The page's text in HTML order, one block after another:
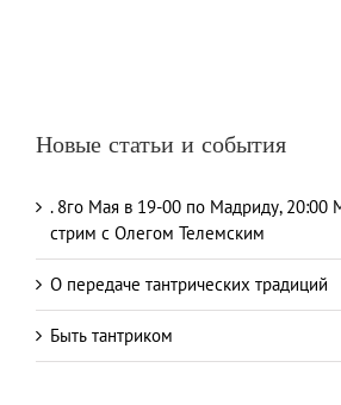
Новые статьи и события
. 8го Мая в 19-00 по Мадриду, 20:00
стрим с Олегом Телемским
О передаче тантрических традиций
Быть тантриком